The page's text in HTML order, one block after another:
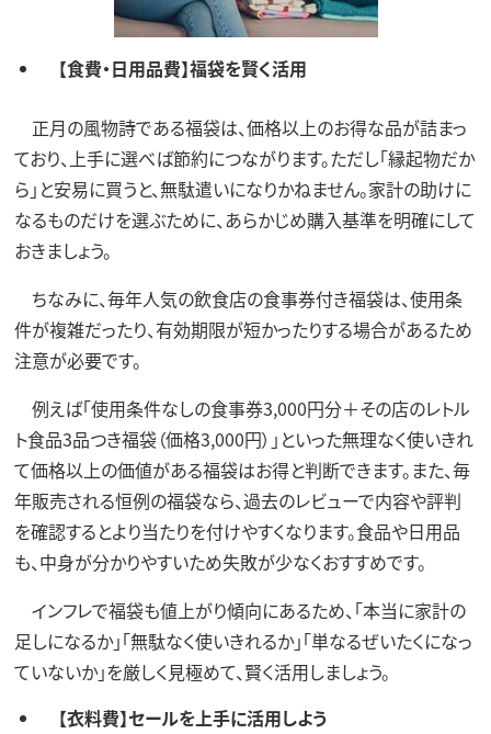
【食費・日用品費】福袋を賢く活用
正月の風物詩である福袋は、価格以上のお得な品が詰まっ
ており、上手に選べば節約につながります。ただし「縁起物だか
ら」と安易に買うと、無駄遣いになりかねません。家計の助けに
なるものだけを選ぶために、あらかじめ購入基準を明確にして
おきましょう。
ちなみに、毎年人気の飲食店の食事券付き福袋は、使用条
件が複雑だったり、有効期限が短かったりする場合があるため
注意が必要です。
例えば「使用条件なしの食事券3,000円分＋その店のレトル
ト食品3品つき福袋（価格3,000円）」といった無理なく使いきれ
て価格以上の価値がある福袋はお得と判断できます。また、毎
年販売される恒例の福袋なら、過去のレビューで内容や評判
を確認するとより当たりを付けやすくなります。食品や日用品
も、中身が分かりやすいため失敗が少なくおすすめです。
インフレで福袋も値上がり傾向にあるため、「本当に家計の
足しになるか」「無駄なく使いきれるか」「単なるぜいたくになっ
ていないか」を厳しく見極めて、賢く活用しましょう。
【衣料費】セールを上手に活用しよう